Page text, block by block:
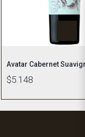
Avatar Cabernet
$5.148